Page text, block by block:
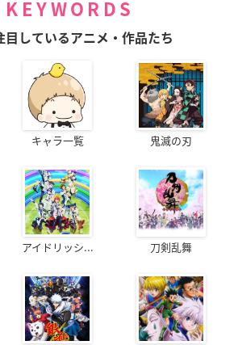
KEYWORDS
目しているアニメ・作品たち
キャラ一覧 鬼滅の刃
アイドリッシ... 刀剣乱舞